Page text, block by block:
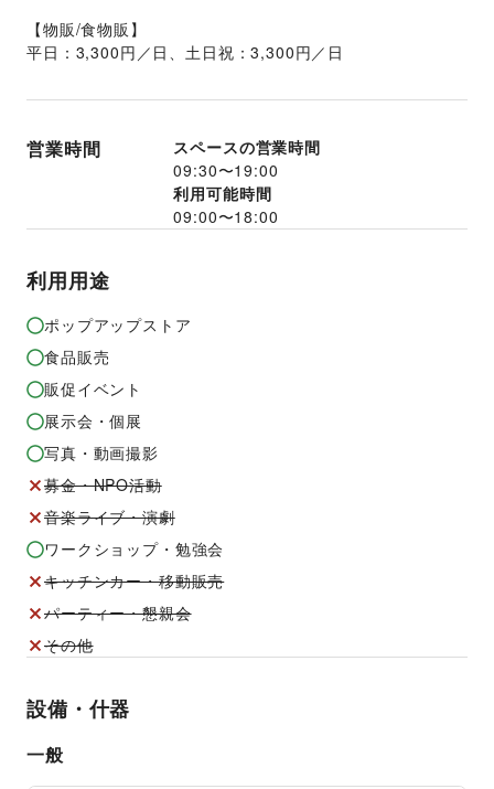
【物販/食物販】
平日：3,300円／日、土日祝：3,300円／日
営業時間
スペースの営業時間
09:30〜19:00
利用可能時間
09:00〜18:00
利用用途
ポップアップストア
食品販売
販促イベント
展示会・個展
写真・動画撮影
募金・NPO活動
音楽ライブ・演劇
ワークショップ・勉強会
キッチンカー・移動販売
パーティー・懇親会
その他
設備・什器
一般